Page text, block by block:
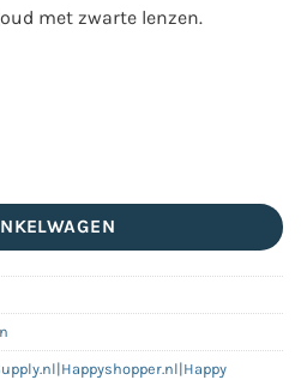
met zwarte lenzen.
| Zwarte lenzen aantal